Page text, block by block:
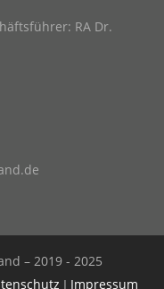
RA Dr.
– 2019 - 2025
I Impressum